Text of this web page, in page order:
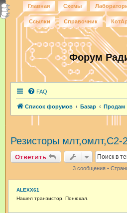
Главная Схемы
Ссылки Справочник
Форум
FAQ
Список форумов Базар Продам
Резисторы млт,омлт,С2-
Ответить
3 сообщения •
ALEXX61
Нашел транзистор. Понюхал.